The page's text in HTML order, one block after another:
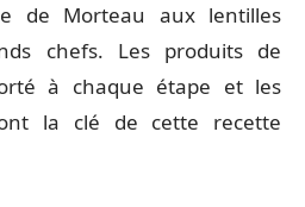
de Morteau aux lentilles
chefs. Les produits de
à chaque étape et les
la clé de cette recette